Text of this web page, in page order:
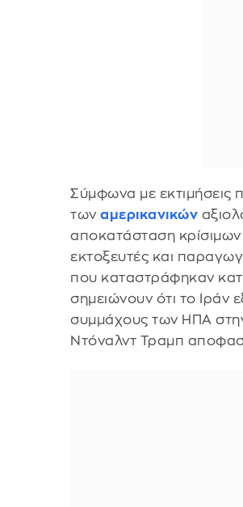
Σύμφωνα με εκτιμήσεις
τωναμερικανικών
αποκατάσταση
εκτοξευτές και
που καταστράφηκαν
σημειώνουν ότι το Ιράν
συμμάχους των ΗΠΑ
Ντόναλντ Τραμπ